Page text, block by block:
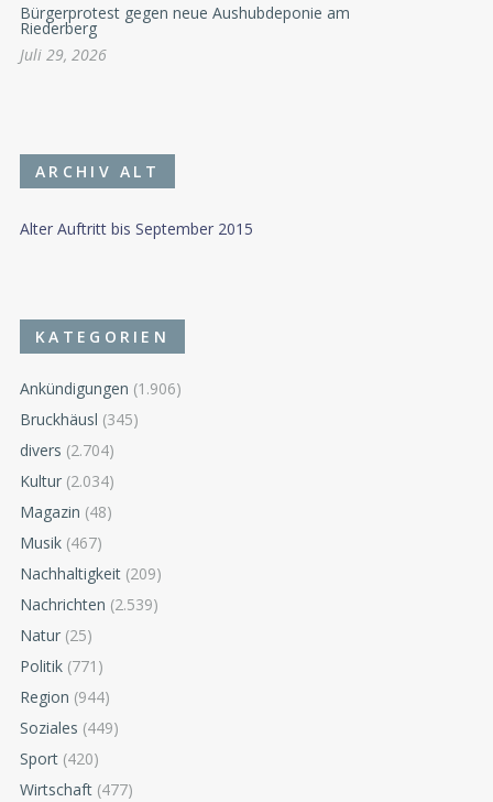
Bürgerprotest gegen neue Aushubdeponie am
Riederberg
Juli 29, 2026
ARCHIV ALT
Alter Auftritt bis September 2015
KATEGORIEN
Ankündigungen (1.906)
Bruckhäusl (345)
divers (2.704)
Kultur (2.034)
Magazin (48)
Musik (467)
Nachhaltigkeit (209)
Nachrichten (2.539)
Natur (25)
Politik (771)
Region (944)
Soziales (449)
Sport (420)
Wirtschaft (477)